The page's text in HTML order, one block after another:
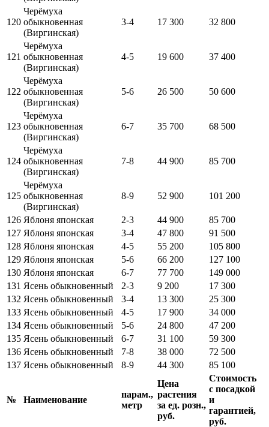
120
Черёмуха
обыкновенная
(Виргинская)
3-4 17 300 32 800
121
Черёмуха
обыкновенная
(Виргинская)
4-5 19 600 37 400
122
Черёмуха
обыкновенная
(Виргинская)
5-6 26 500 50 600
123
Черёмуха
обыкновенная
(Виргинская)
6-7 35 700 68 500
124
Черёмуха
обыкновенная
(Виргинская)
7-8 44 900 85 700
125
Черёмуха
обыкновенная
(Виргинская)
8-9 52 900 101 200
126 Яблоня японская 2-3 44 900
85 700
127 Яблоня японская 3-4 47 800
91 500
128 Яблоня японская 4-5 55 200
105 800
129 Яблоня японская 5-6 66 200
127 100
130 Яблоня японская 6-7 77 700
149 000
131 Ясень обыкновенный 2-3 9 200
17 300
132 Ясень обыкновенный 3-4 13 300
25 300
133 Ясень обыкновенный 4-5 17 900
34 000
134 Ясень обыкновенный 5-6 24 800
47 200
135 Ясень обыкновенный 6-7 31 100
59 300
136 Ясень обыкновенный 7-8 38 000
72 500
137 Ясень обыкновенный 8-9 44 300 85 100
№ Наименование
парам.,
метр
Цена
растения
за ед. розн.,
руб.
Стоимость
с посадкой
и
гарантией,
руб.